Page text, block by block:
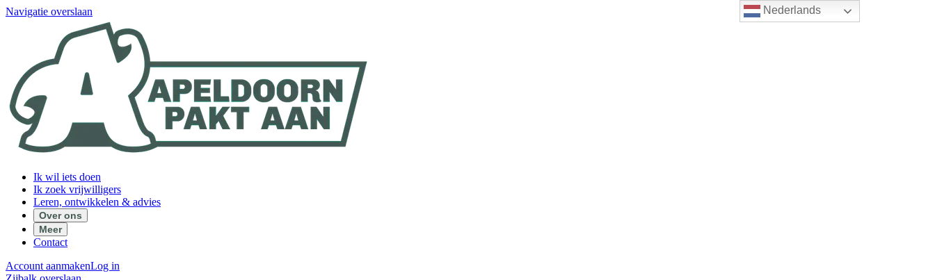
Nederlands
Navigatie overslaan
Ik wil iets doen
Ik zoek vrijwilligers
Leren, ontwikkelen & advies
Over ons
Meer
Contact
Account aanmakenLog in